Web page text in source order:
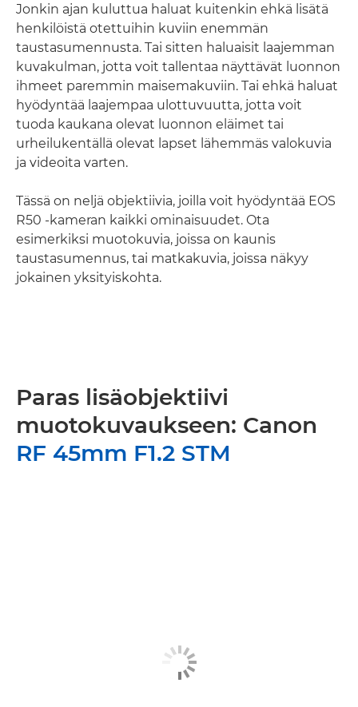
Jonkin ajan kuluttua haluat kuitenkin ehkä lisätä
henkilöistä otettuihin kuviin enemmän
taustasumennusta. Tai sitten haluaisit laajemman
kuvakulman, jotta voit tallentaa näyttävät luonnon
ihmeet paremmin maisemakuviin. Tai ehkä haluat
hyödyntää laajempaa ulottuvuutta, jotta voit
tuoda kaukana olevat luonnon eläimet tai
urheilukentällä olevat lapset lähemmäs valokuvia
ja videoita varten.
Tässä on neljä objektiivia, joilla voit hyödyntää EOS
R50 -kameran kaikki ominaisuudet. Ota
esimerkiksi muotokuvia, joissa on kaunis
taustasumennus, tai matkakuvia, joissa näkyy
jokainen yksityiskohta.
Paras lisäobjektiivi
muotokuvaukseen: Canon
RF 45mm F1.2 STM